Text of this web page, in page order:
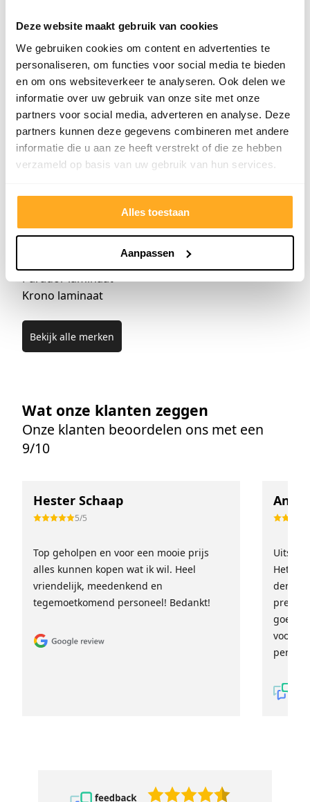
Deze website maakt gebruik van cookies
We gebruiken cookies om content en advertenties te
personaliseren, om functies voor social media te bieden
en om ons websiteverkeer te analyseren. Ook delen we
informatie over uw gebruik van onze site met onze
partners voor social media, adverteren en analyse. Deze
partners kunnen deze gegevens combineren met andere
informatie die u aan ze heeft verstrekt of die ze hebben
verzameld op basis van uw gebruik van hun services.
Alles toestaan
Aanpassen
Veel gezochte laminaat kleuren
Zwart laminaat
Bruin laminaat
Wit laminaat
Hoogglans laminaat
Eiken laminaat
Veel gezochte laminaat merken
Parador laminaat
Krono laminaat
Bekijk alle merken
Wat onze klanten zeggen
Onze klanten beoordelen ons met een
9/10
Hester Schaap
5/5
Top geholpen en voor een mooie prijs
alles kunnen kopen wat ik wil. Heel
vriendelijk, meedenkend en
tegemoetkomend personeel! Bedankt!
Anne
Het
denkt
goed
voor